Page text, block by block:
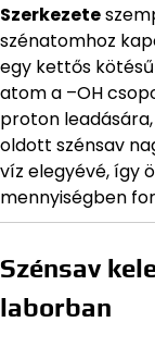
Szerkezete
szénatomhoz
egy kettős
atom a –OH
proton
oldott szénsav
víz elegyévé, így
mennyiségben
Szénsav
laborban